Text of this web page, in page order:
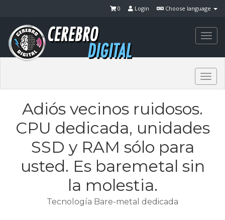
Choose language
Login
0
Adiós vecinos ruidosos.
CPU dedicada, unidades
SSD y RAM sólo para
usted. Es baremetal sin
la molestia.
Tecnología Bare-metal dedicada